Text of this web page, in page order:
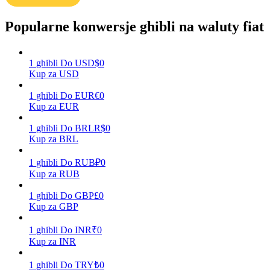
Mocna Świnka
Codziennie zdobywaj konkurencyjne nagrody
Popularne konwersje ghibli na waluty fiat
1 ghibli Do USD$0
Kup za USD
1 ghibli Do EUR€0
Kup za EUR
1 ghibli Do BRLR$0
Kup za BRL
1 ghibli Do RUB₽0
Kup za RUB
1 ghibli Do GBP£0
Kup za GBP
1 ghibli Do INR₹0
Kup za INR
1 ghibli Do TRY₺0